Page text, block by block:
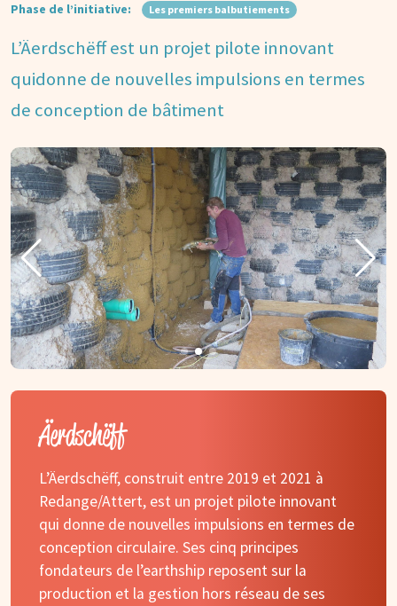
Phase de l’initiative: Les premiers balbutiements
L’Äerdschëff est un projet pilote innovant
quidonne de nouvelles impulsions en termes
de conception de bâtiment
Äerdschëff
L’Äerdschëff, construit entre 2019 et 2021 à
Redange/Attert, est un projet pilote innovant
qui donne de nouvelles impulsions en termes de
conception circulaire. Ses cinq principes
fondateurs de l’earthship reposent sur la
production et la gestion hors réseau de ses